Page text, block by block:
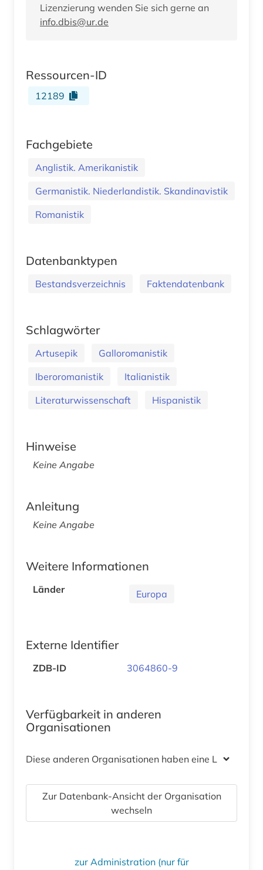
Lizenzierung wenden Sie sich gerne an
info.dbis@ur.de
Ressourcen-ID
12189
Fachgebiete
Anglistik. Amerikanistik
Germanistik. Niederlandistik. Skandinavistik
Romanistik
Datenbanktypen
Bestandsverzeichnis Faktendatenbank
Schlagwörter
Artusepik
Galloromanistik
Iberoromanistik
Italianistik
Literaturwissenschaft
Hispanistik
Hinweise
Keine Angabe
Anleitung
Keine Angabe
Weitere Informationen
Länder Europa
Externe Identifier
ZDB-ID 3064860-9
Verfügbarkeit in anderen
Organisationen
Diese anderen Organisationen haben eine Lizenz
Zur Datenbank-Ansicht der Organisation
wechseln
zur Administration (nur für